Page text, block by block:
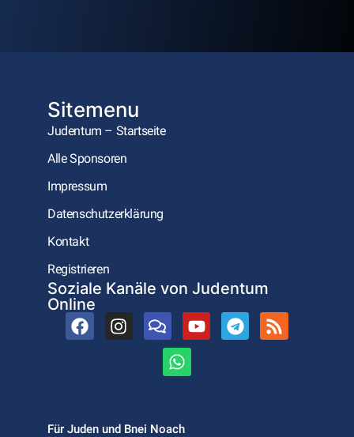
Sitemenu
Judentum – Startseite
Alle Sponsoren
Impressum
Datenschutzerklärung
Kontakt
Registrieren
Soziale Kanäle von Judentum
Online
Für Juden und Bnei Noach